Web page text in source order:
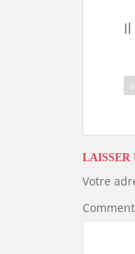
LAISSER
Votre